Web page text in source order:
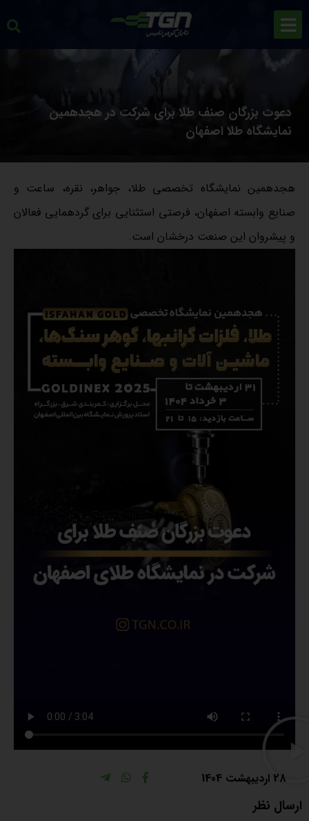
دعوت بزرگان صنف طلا برای شرکت در هجدهمین
نمایشگاه طلا اصفهان
هجدهمین نمایشگاه تخصصی طلا، جواهر، نقره، ساعت و
صنایع وابسته اصفهان، فرصتی استثنایی برای گردهمایی فعالان
و پیشروان این صنعت درخشان است.
28 اردیبهشت 1404
ارسال نظر